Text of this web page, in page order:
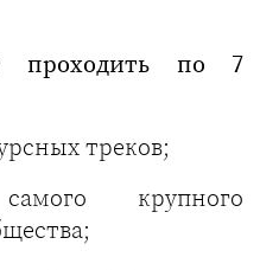
проходить по 7
треков;
крупного